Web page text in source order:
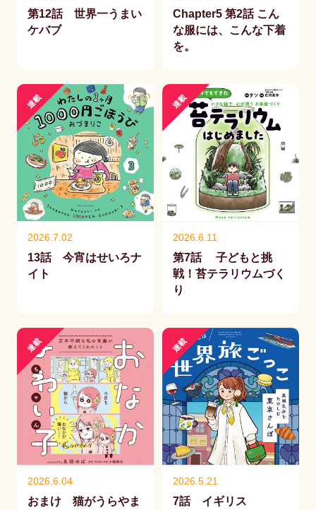
第12話 世界一うまい
ケバブ
Chapter5 第2話 こん
な服には、こんな下着
を。
連載
2026.7.02
13話 今宵はせいろナ
イト
連載
2026.6.11
第7話 子どもと挑
戦！苔テラリウムづく
り
連載
2026.6.04
おまけ 猫がうらやま
連載
2026.5.21
7話 イギリス